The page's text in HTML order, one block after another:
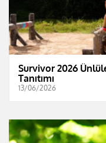
Survivor 2026
Tanıtımı
13/06/2026